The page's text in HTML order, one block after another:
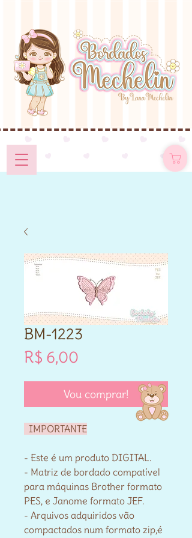
BM-1223
R$ 6,00
Vou comprar!
IMPORTANTE
- Este é um produto DIGITAL.
- Matriz de bordado compatível
para máquinas Brother formato
PES, e Janome formato JEF.
- Arquivos adquiridos vão
compactados num formato zip,é